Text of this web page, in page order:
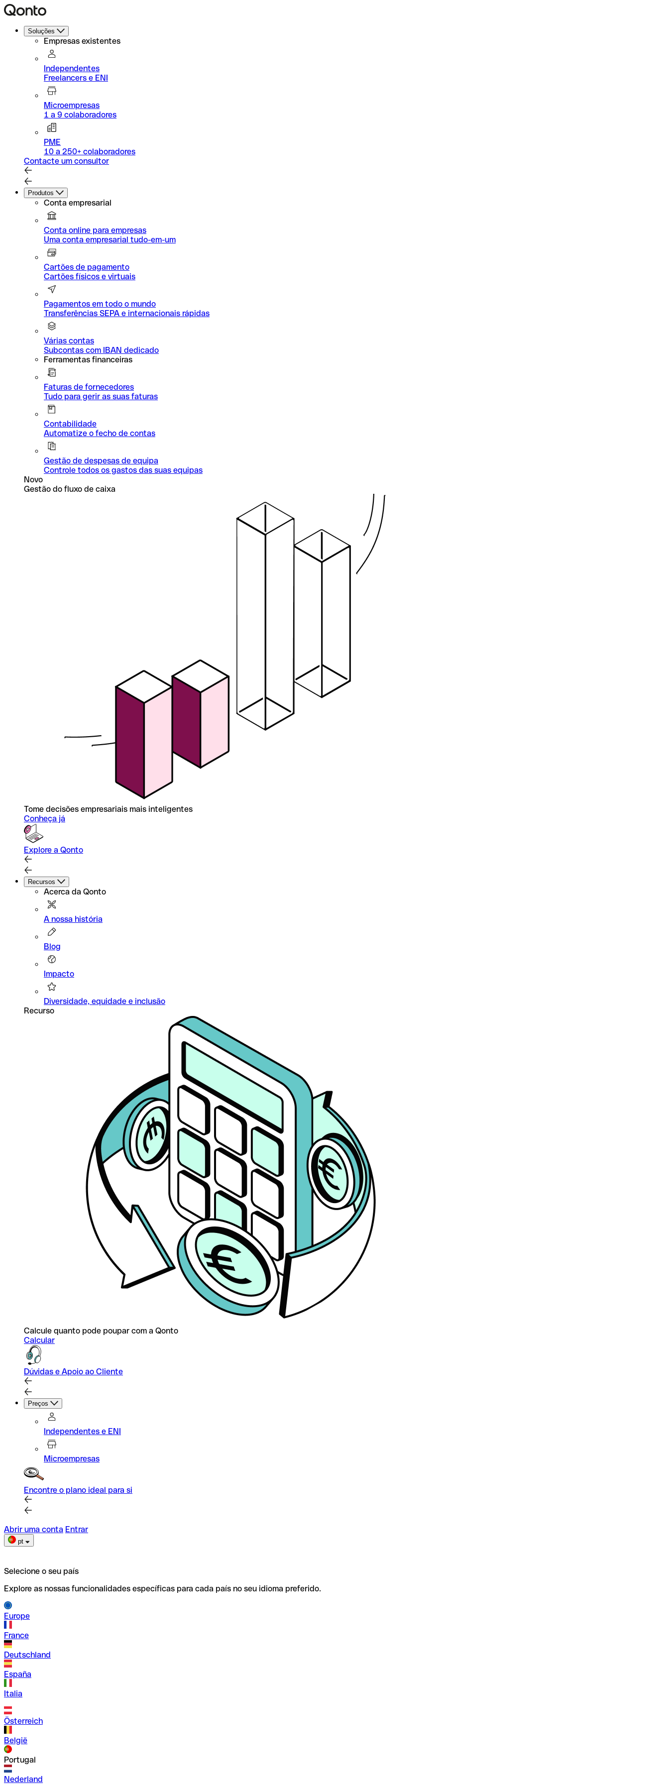
Soluções
Empresas existentes
Independentes
Freelancers e ENI
Microempresas
1 a 9 colaboradores
PME
10 a 250+ colaboradores
Contacte um consultor
Produtos
Conta empresarial
Conta online para empresas
Uma conta empresarial tudo-em-um
Cartões de pagamento
Cartões físicos e virtuais
Pagamentos em todo o mundo
Transferências SEPA e internacionais rápidas
Várias contas
Subcontas com IBAN dedicado
Ferramentas financeiras
Faturas de fornecedores
Tudo para gerir as suas faturas
Contabilidade
Automatize o fecho de contas
Gestão de despesas de equipa
Controle todos os gastos das suas equipas
Novo
Gestão do fluxo de caixa
Tome decisões empresariais mais inteligentes
Conheça já
Explore a Qonto
Recursos
Acerca da Qonto
A nossa história
Blog
Impacto
Diversidade, equidade e inclusão
Recurso
Calcule quanto pode poupar com a Qonto
Calcular
Dúvidas e Apoio ao Cliente
Preços
Independentes e ENI
Microempresas
Encontre o plano ideal para si
Abrir uma conta Entrar
pt
Selecione o seu país
Explore as nossas funcionalidades específicas para cada país no seu idioma preferido.
Europe
France
Deutschland
España
Italia
Österreich
België
Portugal
Nederland